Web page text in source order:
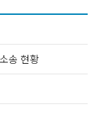
송 현황